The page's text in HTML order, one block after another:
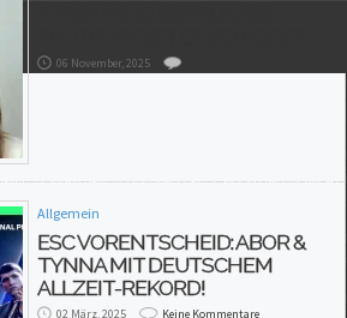
06 November, 2025
Allgemein
ESC VORENTSCHEID: ABOR &
TYNNA MIT DEUTSCHEM
ALLZEIT-REKORD!
02 März, 2025 Keine Kommentare